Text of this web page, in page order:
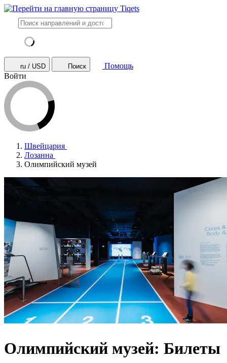
ru / USD Поиск
Помощь
Войти
Швейцария
Лозанна
Олимпийский музей
Олимпийский музей: Билеты